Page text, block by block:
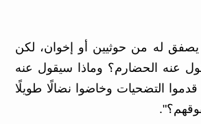
له من حوثيين أو إخوان، لكن
عنه الحضارم؟ وماذا سيقول عنه
قدموا التضحيات وخاضوا نضالًا طويلًا